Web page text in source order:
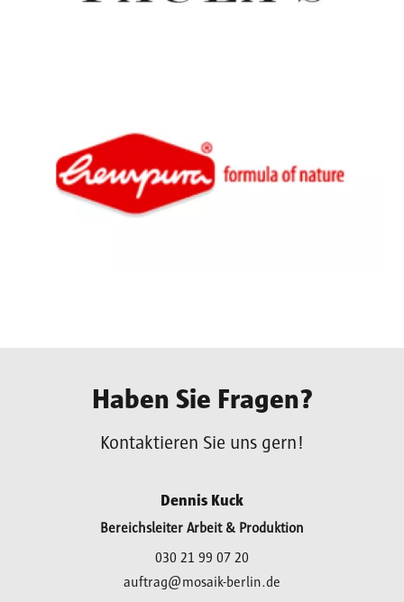
Haben Sie Fragen?
Kontaktieren Sie uns gern!
Dennis Kuck
Bereichsleiter Arbeit & Produktion
030 21 99 07 20
auftrag@mosaik-berlin.de